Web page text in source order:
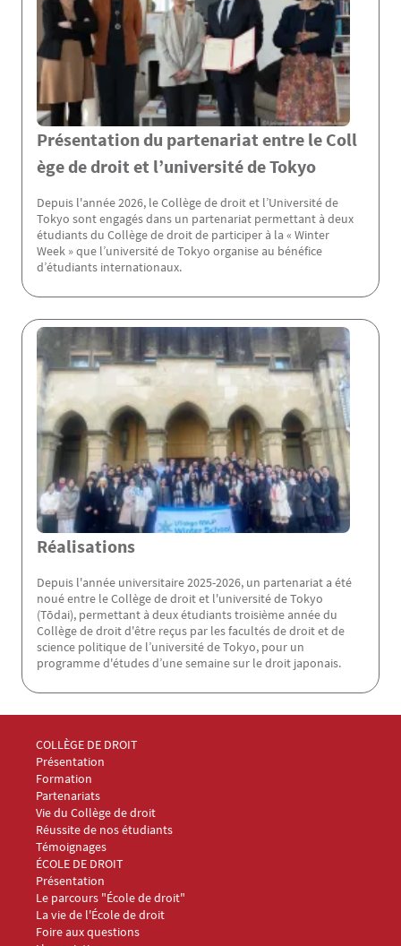
Présentation du partenariat entre le Coll
ège de droit et l’université de Tokyo
Depuis l'année 2026, le Collège de droit et l’Université de
Tokyo sont engagés dans un partenariat permettant à deux
étudiants du Collège de droit de participer à la « Winter
Week » que l’université de Tokyo organise au bénéfice
d’étudiants internationaux.
Réalisations
Depuis l'année universitaire 2025-2026, un partenariat a été
noué entre le Collège de droit et l'université de Tokyo
(Tōdai), permettant à deux étudiants troisième année du
Collège de droit d'être reçus par les facultés de droit et de
science politique de l’université de Tokyo, pour un
programme d'études d’une semaine sur le droit japonais.
Menu Footer Collège et École de droit 1
COLLÈGE DE DROIT
Présentation
Formation
Partenariats
Vie du Collège de droit
Réussite de nos étudiants
Témoignages
Menu Footer Collège et École de droit 2
ÉCOLE DE DROIT
Présentation
Le parcours "École de droit"
La vie de l'École de droit
Foire aux questions